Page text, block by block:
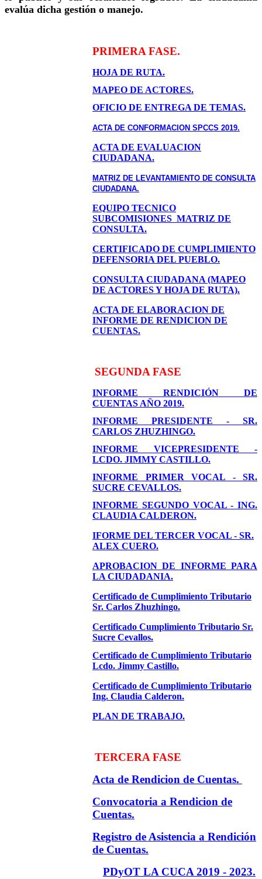
evalúa dicha gestión o manejo.
PRIMERA FASE.
HOJA DE RUTA.
MAPEO DE ACTORES.
OFICIO DE ENTREGA DE TEMAS.
ACTA DE CONFORMACION SPCCS 2019.
ACTA DE EVALUACION
CIUDADANA.
MATRIZ DE LEVANTAMIENTO DE CONSULTA
CIUDADANA.
EQUIPO TECNICO
SUBCOMISIONES MATRIZ DE
CONSULTA.
CERTIFICADO DE CUMPLIMIENTO
DEFENSORIA DEL PUEBLO.
CONSULTA CIUDADANA (MAPEO
DE ACTORES Y HOJA DE RUTA).
ACTA DE ELABORACION DE
INFORME DE RENDICION DE
CUENTAS.
SEGUNDA FASE
INFORME RENDICIÓN DE
CUENTAS AÑO 2019.
INFORME PRESIDENTE - SR.
CARLOS ZHUZHINGO.
INFORME VICEPRESIDENTE -
LCDO. JIMMY CASTILLO.
INFORME PRIMER VOCAL - SR.
SUCRE CEVALLOS.
INFORME SEGUNDO VOCAL - ING.
CLAUDIA CALDERON.
IFORME DEL TERCER VOCAL - SR.
ALEX CUERO.
APROBACION DE INFORME PARA
LA CIUDADANIA.
Certificado de Cumplimiento Tributario
Sr. Carlos Zhuzhingo.
Certificado Cumplimiento Tributario Sr.
Sucre Cevallos.
Certificado de Cumplimiento Tributario
Lcdo. Jimmy Castillo.
Certificado de Cumplimiento Tributario
Ing. Claudia Calderon.
PLAN DE TRABAJO.
TERCERA FASE
Acta de Rendicion de Cuentas.
Convocatoria a Rendicion de
Cuentas.
Registro de Asistencia a Rendición
de Cuentas.
PDyOT LA CUCA 2019 - 2023.